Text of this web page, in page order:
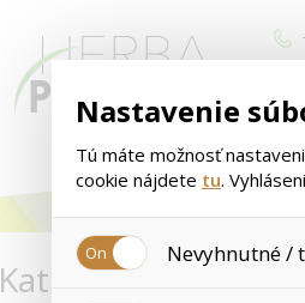
Kategória <
Nastavenie
Tú máte možnosť
cookie nájdete tu.
Nevyhnutné /